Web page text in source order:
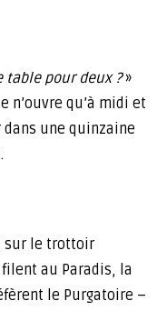
table pour deux ?»
n’ouvre qu’à midi et
une quinzaine
sur le trottoir
au Paradis, la
le Purgatoire –